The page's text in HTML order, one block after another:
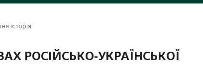
історія
РОСІЙСЬКО-УКРАЇНСЬКОЇ